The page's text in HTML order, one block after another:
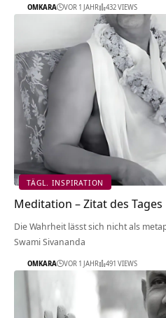
OMKARA VOR 1 JAHR 432 VIEWS
TÄGL. INSPIRATION
Meditation – Zitat des Tages
Die Wahrheit lässt sich nicht als
Swami Sivananda
OMKARA VOR 1 JAHR 491 VIEWS